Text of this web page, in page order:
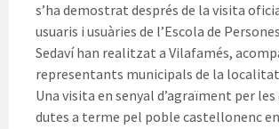
s’ha demostrat després de la visita
usuaris i usuàries de l’Escola de
Sedaví han realitzat a Vilafamés,
representants municipals de la
Una visita en senyal d’agraïment per
dutes a terme pel poble castellonenc